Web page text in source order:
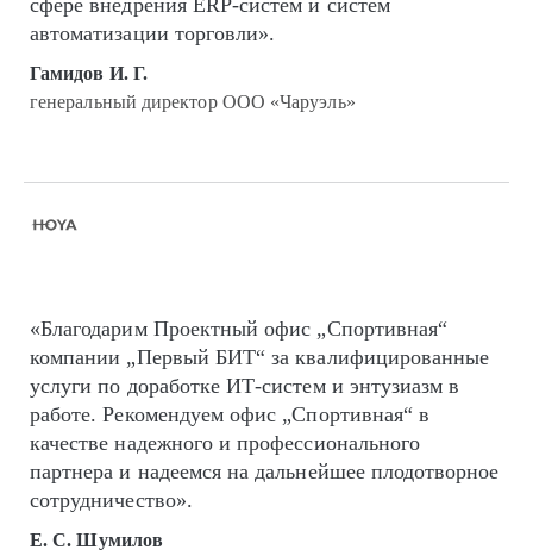
автоматизации торговли».
Гамидов И. Г.
генеральный директор ООО «Чаруэль»
«Благодарим Проектный офис „Спортивная“
компании „Первый БИТ“ за квалифицированные
услуги по доработке ИТ-систем и энтузиазм в
работе. Рекомендуем офис „Спортивная“ в
качестве надежного и профессионального
партнера и надеемся на дальнейшее плодотворное
сотрудничество».
Е. С. Шумилов